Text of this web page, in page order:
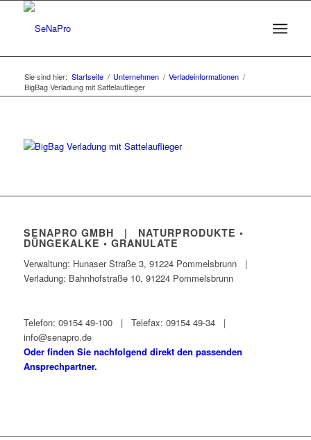
Sie sind hier: Startseite / Unternehmen / Verladeinformationen /
BigBag Verladung mit Sattelauflieger
SENAPRO GMBH | NATURPRODUKTE •
DÜNGEKALKE • GRANULATE
Verwaltung: Hunaser Straße 3, 91224 Pommelsbrunn |
Verladung: Bahnhofstraße 10, 91224 Pommelsbrunn
Telefon: 09154 49-100 | Telefax: 09154 49-34 |
info@senapro.de
Oder finden Sie nachfolgend direkt den passenden
Ansprechpartner.